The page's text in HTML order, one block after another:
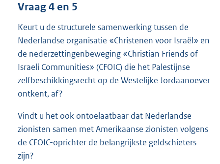
Vraag 4 en 5
Keurt u de structurele samenwerking tussen de
Nederlandse organisatie «Christenen voor Israël» en
de nederzettingenbeweging «Christian Friends of
Israeli Communities» (CFOIC) die het Palestijnse
zelfbeschikkingsrecht op de Westelijke Jordaanoever
ontkent, af?
Vindt u het ook ontoelaatbaar dat Nederlandse
zionisten samen met Amerikaanse zionisten volgens
de CFOIC-oprichter de belangrijkste geldschieters
zijn?